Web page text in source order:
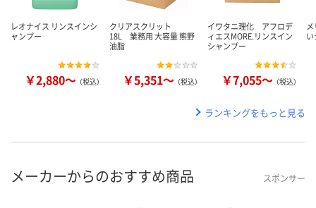
レオナイス リンスインシ
ャンプー
￥2,880～ （税込）
クリアスクリット
18L 業務用 大容量 熊野
油脂
￥5,351～ （税込）
イワタニ理化 アフロデ
ィエスMORE.リンスイン
シャンプー
￥7,055～ （税込）
ランキングをもっと見る
メーカーからのおすすめ商品 スポンサー